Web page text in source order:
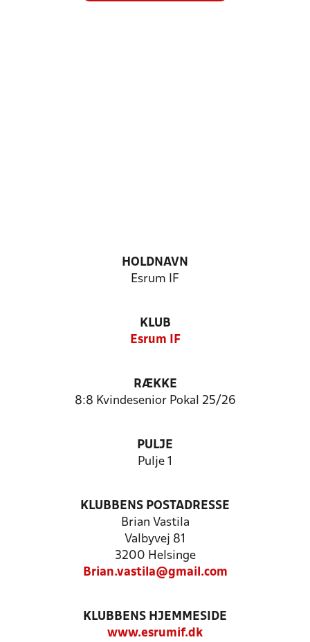
HOLDNAVN
Esrum IF
KLUB
Esrum IF
RÆKKE
8:8 Kvindesenior Pokal 25/26
PULJE
Pulje 1
KLUBBENS POSTADRESSE
Brian Vastila
Valbyvej 81
3200 Helsinge
Brian.vastila@gmail.com
KLUBBENS HJEMMESIDE
www.esrumif.dk